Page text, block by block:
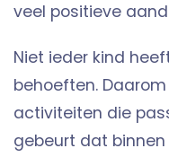
veel positieve
Niet ieder kind
behoeften.
activiteiten die
gebeurt dat